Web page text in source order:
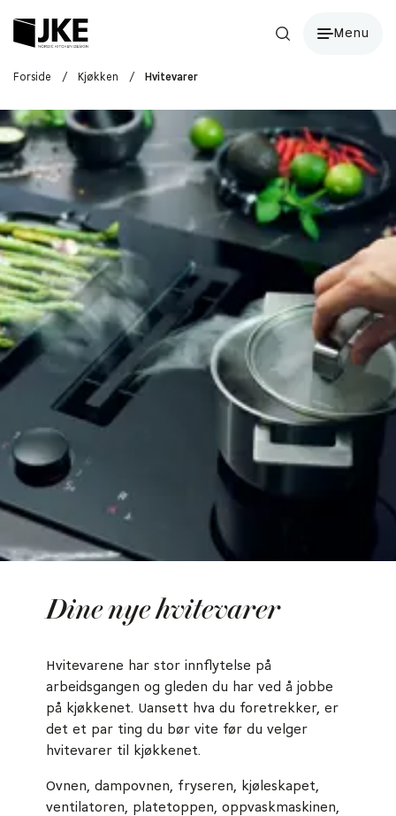
Menu
Forside / Kjøkken / Hvitevarer
Dine nye hvitevarer
Hvitevarene har stor innflytelse på
arbeidsgangen og gleden du har ved å jobbe
på kjøkkenet. Uansett hva du foretrekker, er
det et par ting du bør vite før du velger
hvitevarer til kjøkkenet.
Ovnen, dampovnen, fryseren, kjøleskapet,
ventilatoren, platetoppen, oppvaskmaskinen,